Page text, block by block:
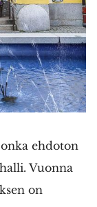
ehdoton
Vuonna
on